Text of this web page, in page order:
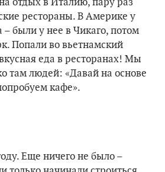
отдых в Италию, пару раз
рестораны. В Америке у
были у нее в Чикаго, потом
Попали во вьетнамский
еда в ресторанах! Мы
там людей: «Давай на основе
кафе».
Еще ничего не было –